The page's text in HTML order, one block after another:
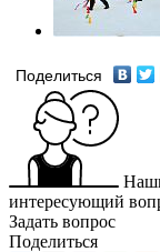
Поделиться
интересующий
Задать вопрос
Поделиться